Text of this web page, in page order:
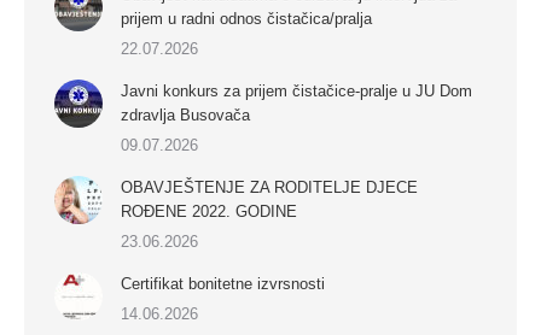
prijem u radni odnos čistačica/pralja
22.07.2026
Javni konkurs za prijem čistačice-pralje u JU Dom
zdravlja Busovača
09.07.2026
OBAVJEŠTENJE ZA RODITELJE DJECE
ROĐENE 2022. GODINE
23.06.2026
Certifikat bonitetne izvrsnosti
14.06.2026